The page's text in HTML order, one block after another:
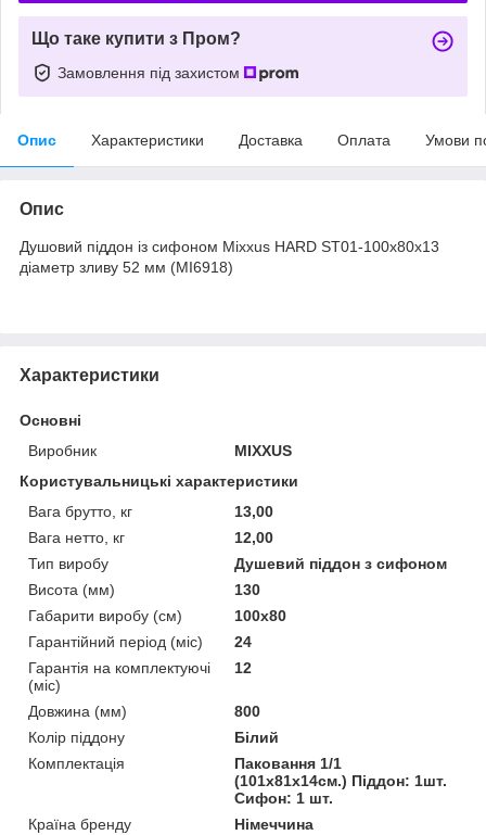
Що таке купити з Пром?
Замовлення під захистом
Опис Характеристики Доставка Оплата Умови
Опис
Душовий піддон із сифоном Mixxus HARD ST01-100x80x13
діаметр зливу 52 мм (MI6918)
Характеристики
Основні
Виробник
MIXXUS
Користувальницькі характеристики
Вага брутто, кг
13,00
Вага нетто, кг
12,00
Тип виробу
Душевий піддон з сифоном
Висота (мм)
130
Габарити виробу (см)
100x80
Гарантійний період (міс)
24
Гарантія на комплектуючі
(міс)
12
Довжина (мм)
800
Колір піддону
Білий
Комплектація
Паковання 1/1
(101x81x14см.) Піддон: 1шт.
Сифон: 1 шт.
Країна бренду
Німеччина